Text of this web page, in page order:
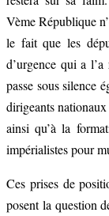
Vème République
le fait que les
d’urgence qui a
passe sous silence
dirigeants
ainsi qu’à la
impérialistes pour
Ces prises de
posent la question